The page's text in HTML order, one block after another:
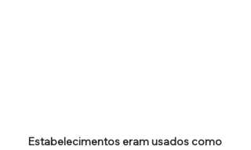
Estabelecimentos eram usados como